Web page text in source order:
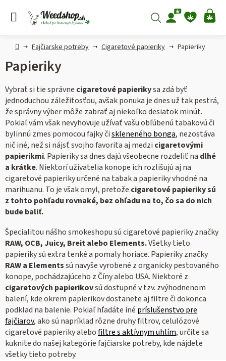
Hľadať
DomovFajčiarske potreby Cigaretové papieriky Papieriky
Papieriky
Vybrať si tie správne cigaretové papierikysa zdá byť
jednoduchou záležitosťou, avšak ponuka je dnes už tak pestrá,
že správny výber môže zabrať aj niekoľko desiatok minút.
Pokiaľ vám však nevyhovuje užívať vašu obľúbenú tabakovú či
bylinnú zmes pomocou fajky čiskleneného bonga, nezostáva
nič iné, než si nájsť svojho favorita aj medzi cigaretovými
papierikmi. Papieriky sa dnes dajú všeobecne rozdeliť na dlhé
a krátke. Niektorí užívatelia konope ich rozlišujú aj na
cigaretové papieriky určené na tabak a papieriky vhodné na
marihuanu. To je však omyl, pretože cigaretové papieriky sú
z tohto pohľadu rovnaké, bez ohľadu na to, čo sa do nich
bude baliť.
Špecialitou nášho smokeshopu sú cigaretové papieriky značky
RAW, OCB, Juicy, Breit alebo Elements.Všetky tieto
papieriky sú extra tenké a pomaly horiace. Papieriky značky
RAW a Elementssú navyše vyrobené z organicky pestovaného
konope, pochádzajúceho z Číny alebo USA. Niektoré z
cigaretových papierikovsú dostupné v tzv. zvýhodnenom
balení, kde okrem papierikov dostanete aj filtre či dokonca
podklad na balenie. Pokiaľ hľadáte iné príslušenstvo pre
fajčiarov, ako sú napríklad rôzne druhy filtrov, celulózové
cigaretové papieriky alebofiltre s aktívnym uhlím, určite sa
kuknite do našej kategórie fajčiarske potreby, kde nájdete
všetky tieto potreby.